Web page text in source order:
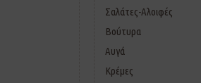
Σαλάτες-Αλοιφές
Βούτυρα
Αυγά
Κρέμες